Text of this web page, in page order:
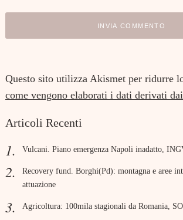
Questo sito utilizza Akismet per ridurre
come vengono elaborati i dati derivati
Articoli Recenti
Vulcani. Piano emergenza Napoli inadatto,
Recovery fund. Borghi(Pd): montagna e aree
attuazione
Agricoltura: 100mila stagionali da Romania,